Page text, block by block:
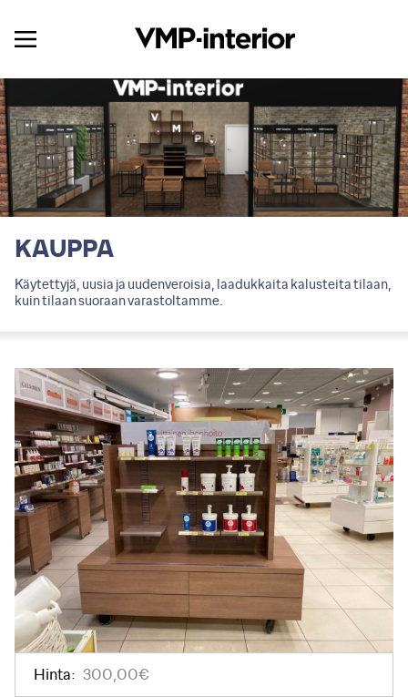
KAUPPA
Käytettyjä, uusia ja uudenveroisia, laadukkaita kalusteita tilaan,
kuin tilaan suoraan varastoltamme.
Hinta: 300,00€